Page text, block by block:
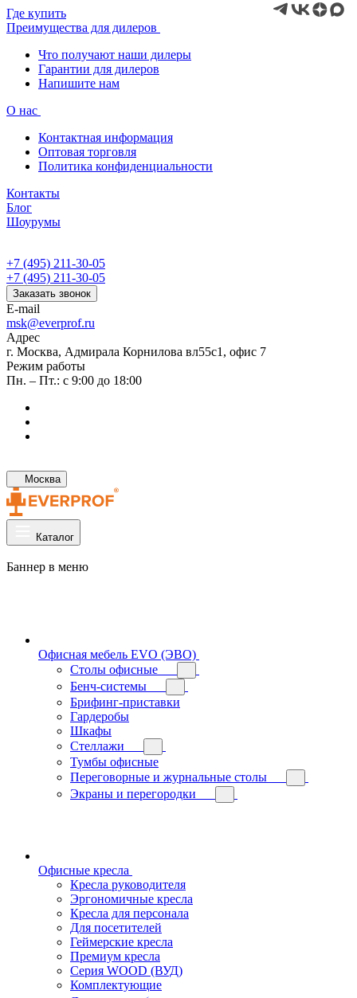
Где купить
Преимущества для дилеров
Что получают наши дилеры
Гарантии для дилеров
Напишите нам
О нас
Контактная информация
Оптовая торговля
Политика конфиденциальности
Контакты
Блог
Шоурумы
+7 (495) 211-30-05
+7 (495) 211-30-05
Заказать звонок
E-mail
msk@everprof.ru
Адрес
г. Москва, Адмирала Корнилова вл55с1, офис 7
Режим работы
Пн. – Пт.: с 9:00 до 18:00
Москва
Каталог
Баннер в меню
Офисная мебель EVO (ЭВО)
Cтолы офисные
Бенч-системы
Брифинг-приставки
Гардеробы
Шкафы
Стеллажи
Тумбы офисные
Переговорные и журнальные столы
Экраны и перегородки
Офисные кресла
Кресла руководителя
Эргономичные кресла
Кресла для персонала
Для посетителей
Геймерские кресла
Премиум кресла
Серия WOOD (ВУД)
Комплектующие